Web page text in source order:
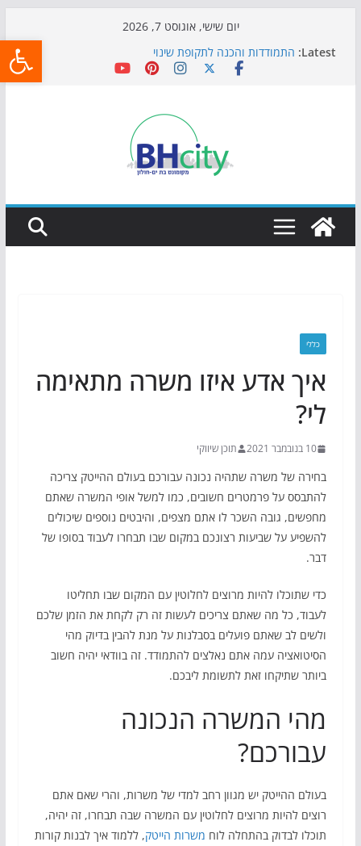
יום שישי, אוגוסט 7, 2026
Latest: התמודדות והכנה לתקופת שינוי
אי ההרפתקאות ממשיך לכבוש את הגינות: מאות משפחות
כדורגל באווירה מיוחדת: הקרנת גמר המונדיאל בטרמינל
הקיץ של בני הנוער בבת־ים: חוף הריביירה הופך למרחב
בטוח בשעות הערב
כללי
איך אדע איזו משרה מתאימה
לי?
10 בנובמבר 2021 תוכן שיווקי
בחירה של משרה שתהיה נכונה עבורכם בעולם ההייטק צריכה
להתבסס על פרמטרים חשובים, כמו למשל אופי המשרה שאתם
מחפשים, גובה השכר לו אתם מצפים, והיבטים נוספים שיכולים
להשפיע על שביעות רצונכם במקום שבו תבחרו לעבוד בסופו של
דבר.
כדי שתוכלו להיות מרוצים לחלוטין עם המקום שבו תחליטו
לעבוד, כל מה שאתם צריכים לעשות זה רק לקחת את הזמן שלכם
ולשים לב שאתם פועלים בסבלנות על מנת להבין בדיוק מהי
הסיטואציה עמה אתם נאלצים להתמודד. זה בוודאי יהיה חשוב
ביותר שתיקחו זאת לתשומת ליבכם.
מהי המשרה הנכונה
עבורכם?
בעולם ההייטק יש מגוון רחב למדי של משרות, והרי שאם אתם
רוצים להיות מרוצים לחלוטין עם המשרה שבה תבחרו, זה יהיה,
תוכלו לבדוק בהתחלה לוח משרות הייטק, ללמוד איך לבנות קורות